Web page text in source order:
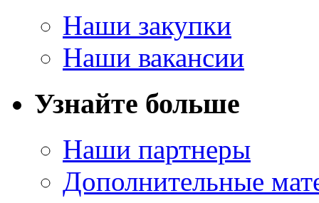
Наши закупки
Наши вакансии
Узнайте больше
Наши партнеры
Дополнительные